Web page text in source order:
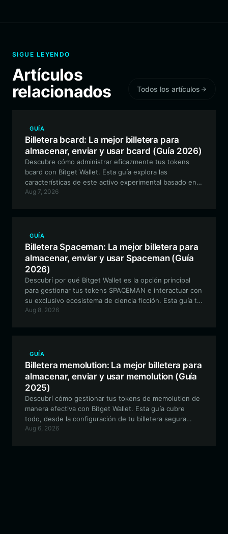
SIGUE LEYENDO
Artículos
relacionados
Todos los artículos
GUÍA
Billetera bcard: La mejor billetera para
almacenar, enviar y usar bcard (Guía 2026)
Descubre cómo administrar eficazmente tus tokens
bcard con Bitget Wallet. Esta guía explora las
características de este activo experimental basado en
EVM impulsado por la comunidad y por qué Bitget
Aug 7, 2026
GUÍA
Billetera Spaceman: La mejor billetera para
almacenar, enviar y usar Spaceman (Guía
2026)
Descubrí por qué Bitget Wallet es la opción principal
para gestionar tus tokens SPACEMAN e interactuar con
su exclusivo ecosistema de ciencia ficción. Esta guía te
ofrece un recorrido completo sobre cómo configurar tu
Aug 8, 2026
GUÍA
Billetera memolution: La mejor billetera para
almacenar, enviar y usar memolution (Guía
2025)
Descubrí cómo gestionar tus tokens de memolution de
manera efectiva con Bitget Wallet. Esta guía cubre
todo, desde la configuración de tu billetera segura
compatible con EVM hasta el aprovechamiento de
Aug 6, 2026